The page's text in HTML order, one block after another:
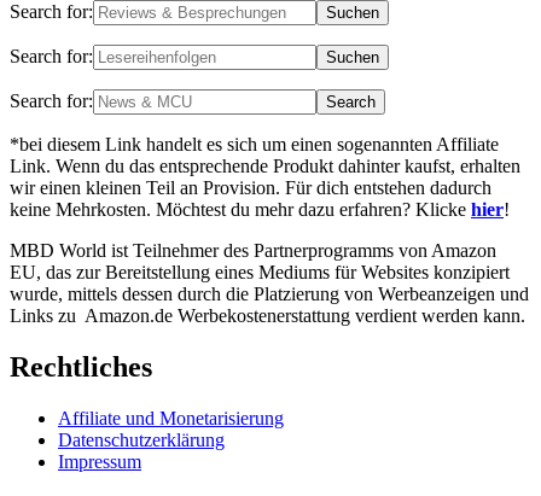
Search for:
Search for:
Search for:
*bei diesem Link handelt es sich um einen sogenannten Affiliate
Link. Wenn du das entsprechende Produkt dahinter kaufst, erhalten
wir einen kleinen Teil an Provision. Für dich entstehen dadurch
keine Mehrkosten. Möchtest du mehr dazu erfahren? Klicke hier!
MBD World ist Teilnehmer des Partnerprogramms von Amazon
EU, das zur Bereitstellung eines Mediums für Websites konzipiert
wurde, mittels dessen durch die Platzierung von Werbeanzeigen und
Links zu Amazon.de Werbekostenerstattung verdient werden kann.
Rechtliches
Affiliate und Monetarisierung
Datenschutzerklärung
Impressum